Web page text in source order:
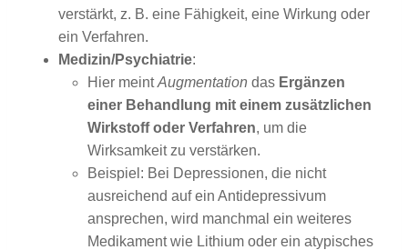
verstärkt, z. B. eine Fähigkeit, eine Wirkung oder
ein Verfahren.
Medizin/Psychiatrie:
Hier meintAugmentation das Ergänzen
einer Behandlung mit einem zusätzlichen
Wirkstoff oder Verfahren, um die
Wirksamkeit zu verstärken.
Beispiel: Bei Depressionen, die nicht
ausreichend auf ein Antidepressivum
ansprechen, wird manchmal ein weiteres
Medikament wie Lithium oder ein atypisches